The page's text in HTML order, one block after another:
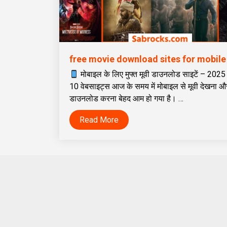
मोबाइल के लिए मुफ्त मूवी डाउनलोड साइटें – 2025
10 वेबसाइट्स आज के समय में मोबाइल से मूवी देखना
डाउनलोड करना बेहद आम हो गया है। …
Read More